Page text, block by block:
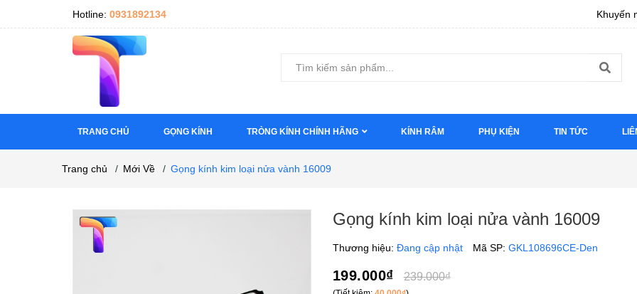
Hotline: 0931892134 Khuyến
TRANG CHỦ GỌNG KÍNH TRÒNG KÍNH CHÍNH HÃNG KÍNH RÂM PHỤ KIỆN TIN TỨC
Trang chủ / Mới Về / Gọng kính kim loại nửa vành 16009
Gọng kính kim loại nửa vành 16009
Thương hiệu: Đang cập nhật Mã SP: GKL108696CE-Den
199.000₫ 239.000₫